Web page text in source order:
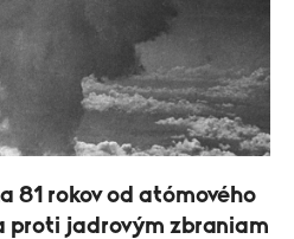
81 rokov od atómového
proti jadrovým zbraniam